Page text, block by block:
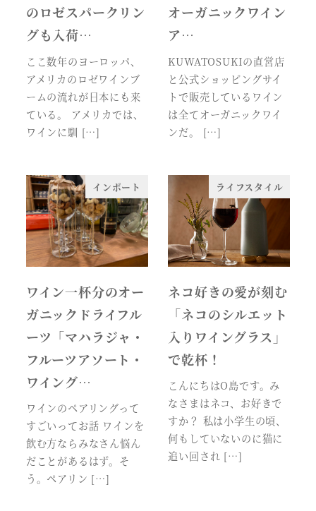
のロゼスパークリン
グも入荷…
ここ数年のヨーロッパ、
アメリカのロゼワインブ
ームの流れが日本にも来
ている。 アメリカでは、
ワインに馴 […]
オーガニックワイン
ア…
KUWATOSUKIの直営店
と公式ショッピングサイ
トで販売しているワイン
は全てオーガニックワイ
ンだ。 […]
インポート
ワイン一杯分のオー
ガニックドライフル
ーツ「マハラジャ・
フルーツアソート・
ワイング…
ワインのペアリングって
すごいってお話 ワインを
飲む方ならみなさん悩ん
だことがあるはず。そ
う。ペアリン […]
ライフスタイル
ネコ好きの愛が刻む
「ネコのシルエット
入りワイングラス」
で乾杯！
こんにちはO島です。み
なさまはネコ、お好きで
すか？ 私は小学生の頃、
何もしていないのに猫に
追い回され […]